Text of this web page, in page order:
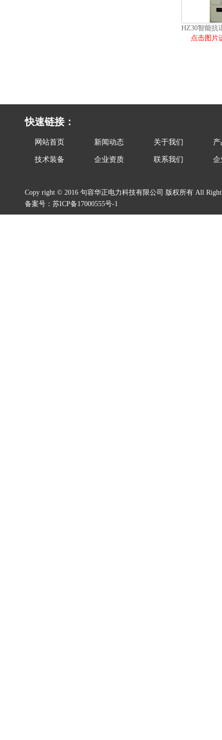
点击图片
快速链接：
网站首页 新闻动态 关于我们
技术装备 企业资质 联系我们 企
Copy right © 2016 句容华正电力科技有限公司 版权所有 All
备案号： 苏ICP备17000555号-1